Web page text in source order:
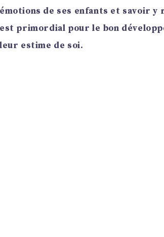
émotions de ses enfants et savoir
est primordial pour le bon
leur estime de soi.